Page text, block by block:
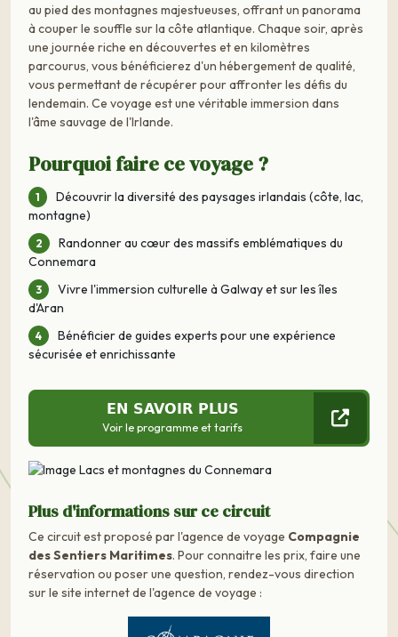
au pied des montagnes majestueuses, offrant un panorama
à couper le souffle sur la côte atlantique. Chaque soir, après
une journée riche en découvertes et en kilomètres
parcourus, vous bénéficierez d'un hébergement de qualité,
vous permettant de récupérer pour affronter les défis du
lendemain. Ce voyage est une véritable immersion dans
l'âme sauvage de l'Irlande.
Pourquoi faire ce voyage ?
Découvrir la diversité des paysages irlandais (côte, lac,
montagne)
Randonner au cœur des massifs emblématiques du
Connemara
Vivre l'immersion culturelle à Galway et sur les îles
d'Aran
Bénéficier de guides experts pour une expérience
sécurisée et enrichissante
EN SAVOIR PLUS
Voir le programme et tarifs
Plus d'informations sur ce circuit
Ce circuit est proposé par l'agence de voyage Compagnie
des Sentiers Maritimes. Pour connaitre les prix, faire une
réservation ou poser une question, rendez-vous direction
sur le site internet de l'agence de voyage :